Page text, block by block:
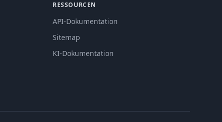
RESSOURCEN
API-Dokumentation
Sitemap
KI-Dokumentation